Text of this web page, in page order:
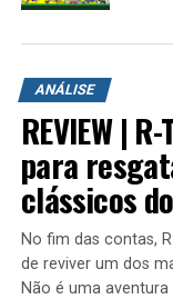
Um
Quem
Clássicos
ANÁLISE
REVIEW |
para
clássicos
No fim das contas,
de reviver um dos
Não é uma